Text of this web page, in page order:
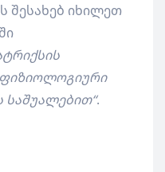
შესახებ იხილეთ
ფიზიოლოგიური
საშუალებით“.